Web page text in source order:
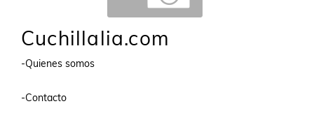
Cuchillalia.com
-Quienes somos
-Contacto